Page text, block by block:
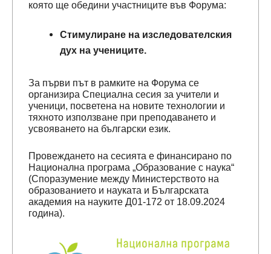
която ще обедини участниците във Форума:
Стимулиране на изследователския
дух на учениците.
За първи път в рамките на Форума се
организира Специална сесия за учители и
ученици, посветена на новите технологии и
тяхното използване при преподаването и
усвояването на български език.
Провеждането на сесията е финансирано по
Национална програма „Образование с наука“
(Споразумение между Министерството на
образованието и науката и Българската
академия на науките Д01-172 от 18.09.2024
година).